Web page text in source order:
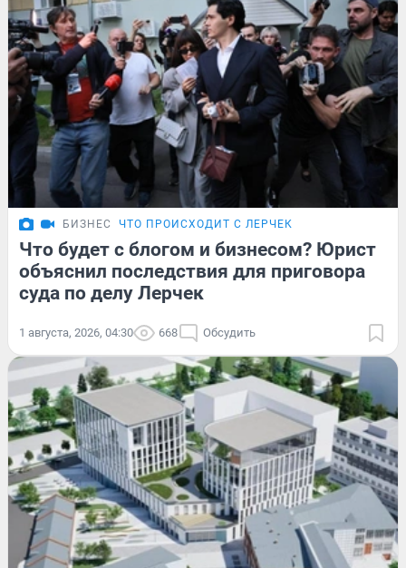
БИЗНЕС ЧТО ПРОИСХОДИТ С ЛЕРЧЕК
Что будет с блогом и бизнесом? Юрист
объяснил последствия для приговора
суда по делу Лерчек
1 августа, 2026, 04:30 668 Обсудить